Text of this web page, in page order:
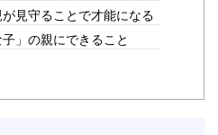
見守ることで才能になる
」の親にできること